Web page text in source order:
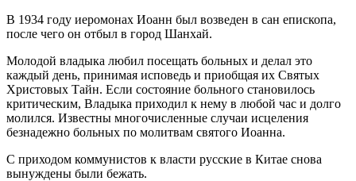
В 1934 году иеромонах Иоанн был возведен в сан епископа,
после чего он отбыл в город Шанхай.
Молодой владыка любил посещать больных и делал это
каждый день, принимая исповедь и приобщая их Святых
Христовых Тайн. Если состояние больного становилось
критическим, Владыка приходил к нему в любой час и долго
молился. Известны многочисленные случаи исцеления
безнадежно больных по молитвам святого Иоанна.
С приходом коммунистов к власти русские в Китае снова
вынуждены были бежать.